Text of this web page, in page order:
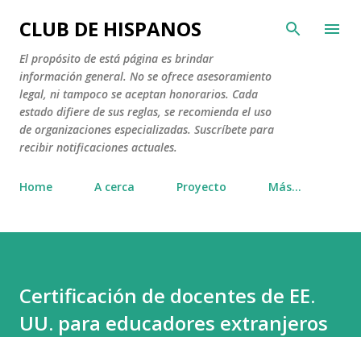
Ir al contenido principal
CLUB DE HISPANOS
El propósito de está página es brindar
información general. No se ofrece asesoramiento
legal, ni tampoco se aceptan honorarios. Cada
estado difiere de sus reglas, se recomienda el uso
de organizaciones especializadas. Suscríbete para
recibir notificaciones actuales.
Home A cerca Proyecto Más…
Certificación de docentes de EE.
UU. para educadores extranjeros